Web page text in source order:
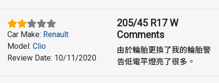
Car Make: Renault
Model: Clio
Review Date: 10/11/2020
205/45 R17 W
Comments
由於輪胎更換了我的輪胎警
告低電平燈亮了很多。